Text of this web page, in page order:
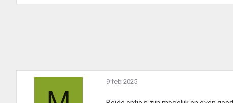
9 feb 2025